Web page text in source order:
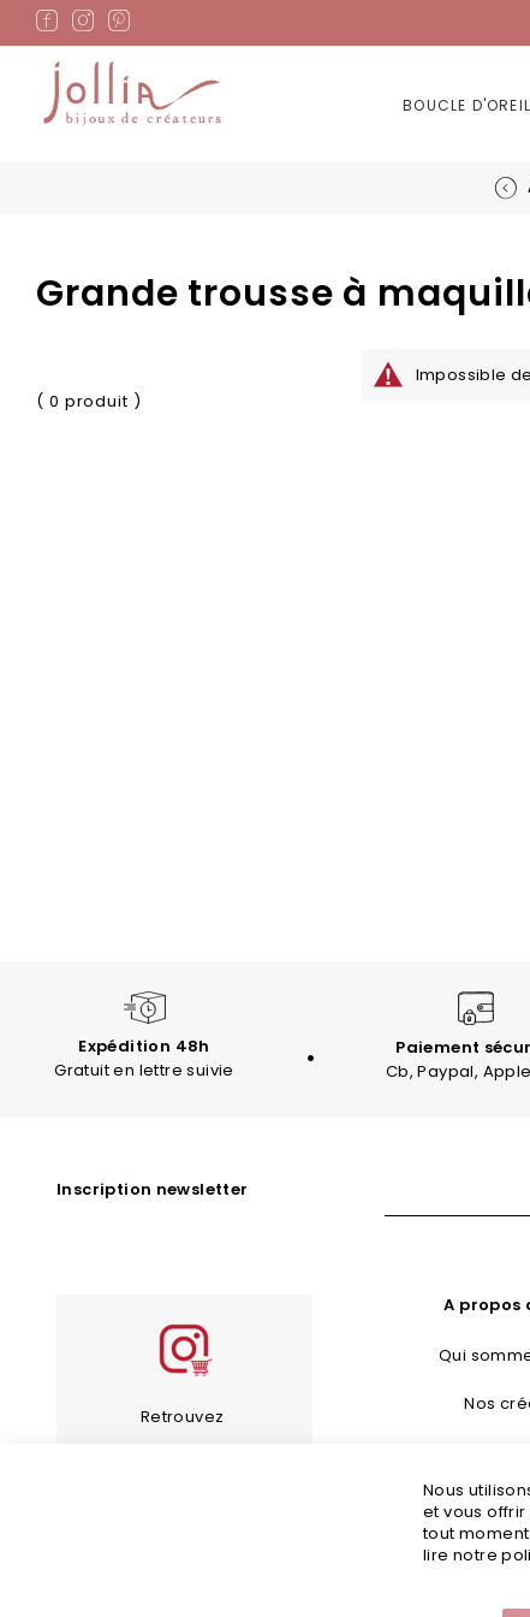
Allez
au
contenu
BOUCLE
Grande trousse à
Impossible
( 0 produit )
Expédition 48h
Gratuit en lettre suivie
Paiement
Cb, Paypal,
Inscription newsletter
Retrouvez
A propos
Qui
Nos
Guide
Guide
Nous
et vous
tout
lire notre